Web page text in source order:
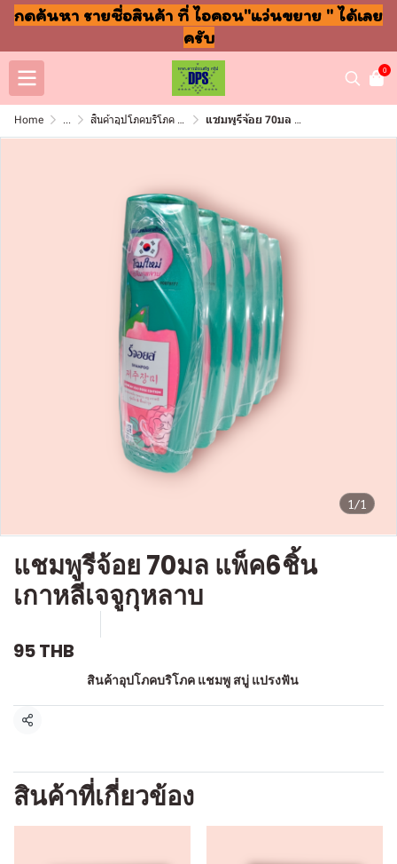
กดค้นหา รายชื่อสินค้า ที่ ไอคอน"แว่นขยาย " ได้เลย
ครับ
0
Home ... สินค้าอุปโภคบริโภค แชมพู สบู่ แปรงฟัน แชมพูรีจ้อย 70มล แพ็ค6ชิ้น เกาหลีเจจูกุหลาบ
1/1
แชมพูรีจ้อย 70มล แพ็ค6ชิ้น
เกาหลีเจจูกุหลาบ
95 THB
สินค้าอุปโภคบริโภค แชมพู สบู่ แปรงฟัน
แชร์
สินค้าที่เกี่ยวข้อง